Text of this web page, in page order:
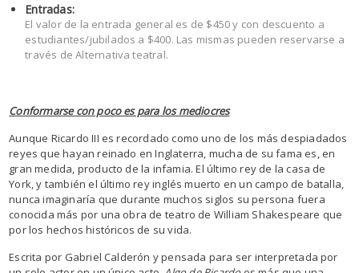
Entradas:
El valor de la entrada general es de $450 y con descuento a
estudiantes/jubilados a $400. Las mismas pueden reservarse a
través de Alternativa teatral.
Conformarse con poco es para los mediocres
Aunque Ricardo III es recordado como uno de los más despiadados
reyes que hayan reinado en Inglaterra, mucha de su fama es, en
gran medida, producto de la infamia. El último rey de la casa de
York, y también el último rey inglés muerto en un campo de batalla,
nunca imaginaría que durante muchos siglos su persona fuera
conocida más por una obra de teatro de William Shakespeare que
por los hechos históricos de su vida.
Escrita por Gabriel Calderón y pensada para ser interpretada por